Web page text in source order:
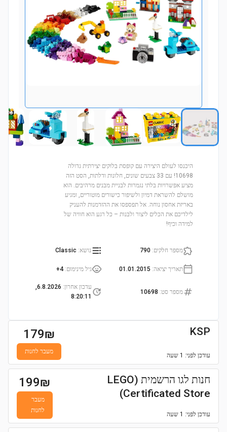
היכנסו לעולם היצירה עם קופסת בלוקים יצירתית גדולה
10698! עם 33 צבעים שונים, חלונות ודלתות, הסט הזה
מציע אפשרויות בלתי נגמרות לבניית מבנים מרהיבים. הוא
מושלם להשראת דמיון ולשיפור כישורים מוטוריים, ומגיע
באריזת אחסון נוחה. אל תפספסו את ההזדמנות להעניק
לילדיכם את הכלים ליצור ולבנות – כל רגע הוא חוויה של
למידה וכיף!
מספר חלקים:
790 נושא:
Classic
תאריך יציאה:
01.01.2015 גיל מינימום:
4+
מספר סט:
10698
עדכון אחרון:
6.8.2026,
8:20:11
KSP
עודכן לפני: 1 שעה
179₪
מעבר לחנות
חנות לגו הרשמית (LEGO
Certificated Store)
עודכן לפני: 1 שעה
199₪
מעבר
לחנות